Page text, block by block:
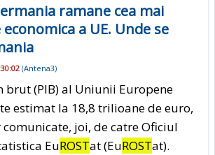
ramane cea mai
a UE. Unde se
(Antena3)
brut (PIB) al Uniunii Europene
estimat la 18,8 trilioane de euro,
joi, de catre Oficiul
EuROSTat (EuROSTat).